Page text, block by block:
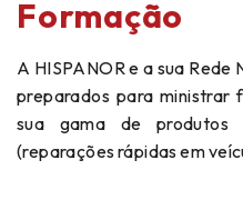
Formação
A HISPANOR e a sua
preparados para
sua gama de produtos
(reparações rápidas em